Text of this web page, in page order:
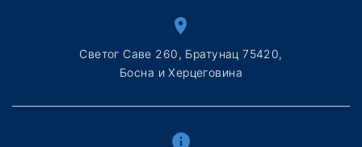
Светог Саве 260, Братунац 75420,
Босна и Херцеговина